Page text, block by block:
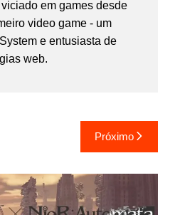
viciado em games desde
video game - um
e entusiasta de
web.
Próximo